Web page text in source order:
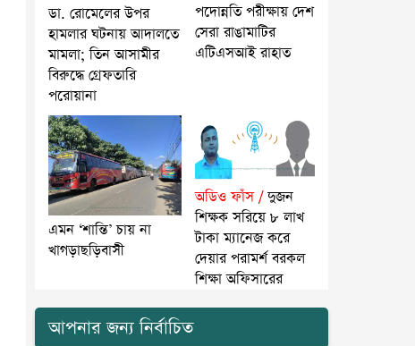
ডা. রোমেলের উপর
হামলার ঘটনায় আদালতে
মামলা; তিন আসামীর
বিরুদ্ধে গ্রেফতারি
পরোয়ানা
পদোন্নতি পরীক্ষায় দেশ
সেরা রাঙামাটির
এটিএসআই রাহাত
এমন ‘শান্তি’ চায় না
খাগড়াছড়িবাসী
অডিও ফাঁস /দুজন
শিক্ষক সরিয়ে ৮ লাখ
টাকা ম্যানেজ করে
দেয়ার পরামর্শ বরকল
শিক্ষা অফিসারের
আপনার জন্য নির্বাচিত